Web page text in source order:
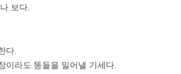
보다.
다.
이라도 똥들을 밀어낼 기세다.